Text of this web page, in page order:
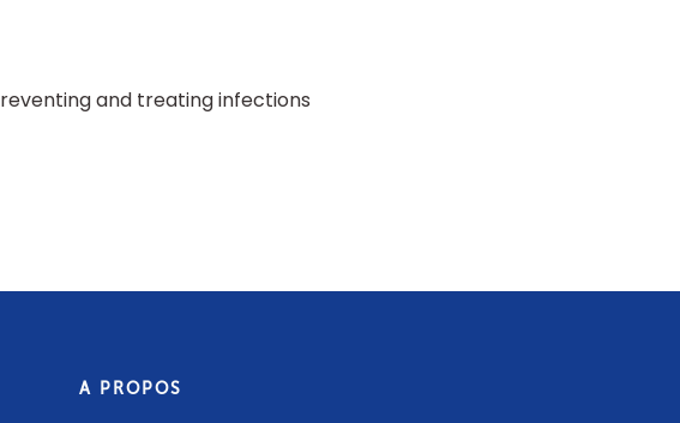
and treating infections
A PROPOS